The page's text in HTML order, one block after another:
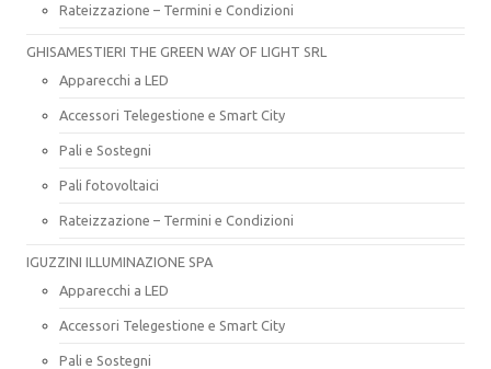
Rateizzazione – Termini e Condizioni
GHISAMESTIERI THE GREEN WAY OF LIGHT SRL
Apparecchi a LED
Accessori Telegestione e Smart City
Pali e Sostegni
Pali fotovoltaici
Rateizzazione – Termini e Condizioni
IGUZZINI ILLUMINAZIONE SPA
Apparecchi a LED
Accessori Telegestione e Smart City
Pali e Sostegni